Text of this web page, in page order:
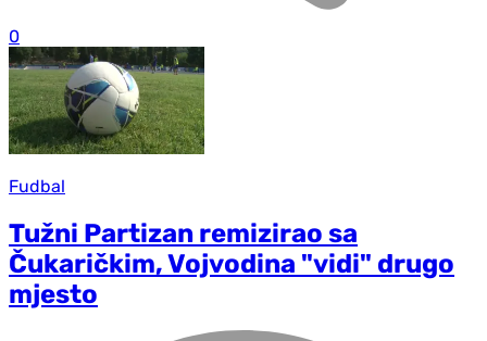
0
Fudbal
Tužni Partizan remizirao sa
Čukaričkim, Vojvodina "vidi" drugo
mjesto